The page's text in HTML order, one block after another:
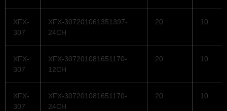
XFX-
307
XFX-307201061351397-
24CH
20 10
XFX-
307
XFX-307201081651170-
12CH
20 10
XFX-
307
XFX-307201081651170-
24CH
20 10